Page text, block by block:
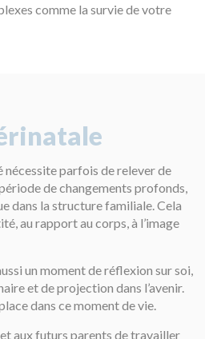
comme la survie de votre
nécessite parfois de relever de
de changements profonds,
dans la structure familiale. Cela
au rapport au corps, à l’image
un moment de réflexion sur soi,
et de projection dans l’avenir.
dans ce moment de vie.
aux futurs parents de travailler